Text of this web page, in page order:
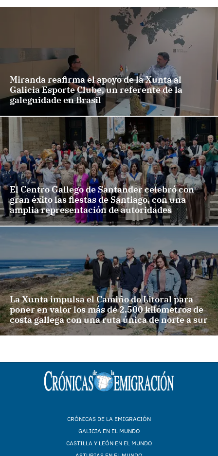
Miranda reafirma el apoyo de la Xunta al
Galicia Esporte Clube, un referente de la
galeguidade en Brasil
El Centro Gallego de Santander celebró con
gran éxito las fiestas de Santiago, con una
amplia representación de autoridades
La Xunta impulsa el Camiño do Litoral para
poner en valor los más de 2.500 kilómetros de
costa gallega con una ruta única de norte a sur
CRÓNICAS DE LA EMIGRACIÓN
GALICIA EN EL MUNDO
CASTILLA Y LEÓN EN EL MUNDO